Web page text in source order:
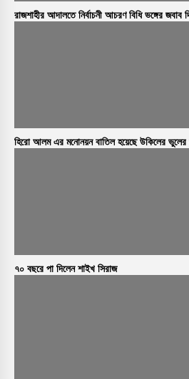
রাজশাহীর আদালতে নির্বাচনী আচরণ বিধি ভঙ্গের জবাব
হিরো আলম এর মনোনয়ন বাতিল হয়েছে উকিলের
৭০ বছরে পা দিলেন শাইখ সিরাজ